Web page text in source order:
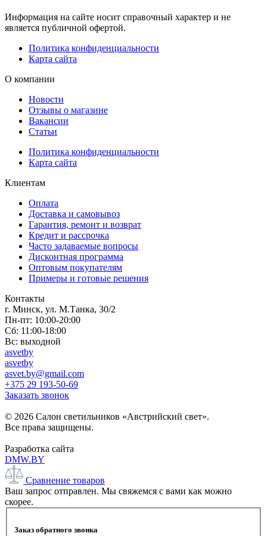
Информация на сайте носит справочный характер и не
является публичной офертой.
Политика конфиденциальности
Карта сайта
О компании
Новости
Отзывы о магазине
Вакансии
Статьи
Политика конфиденциальности
Карта сайта
Клиентам
Оплата
Доставка и самовывоз
Гарантия, ремонт и возврат
Кредит и рассрочка
Часто задаваемые вопросы
Дисконтная программа
Оптовым покупателям
Примеры и готовые решения
Контакты
г. Минск, ул. М.Танка, 30/2
Пн-пт: 10:00-20:00
Сб: 11:00-18:00
Вс: выходной
asvetby
asvetby
asvet.by@gmail.com
+375 29 193-50-69
Заказать звонок
© 2026 Салон светильников «Австрийский свет».
Все права защищены.
Разработка сайта
DMW.BY
Сравнение товаров
Ваш запрос отправлен. Мы свяжемся с вами как можно
скорее.
Заказ обратного звонка